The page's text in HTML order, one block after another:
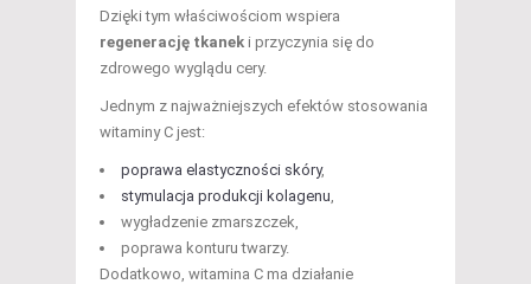
Dzięki tym właściwościom wspiera
regenerację tkanek i przyczynia się do
zdrowego wyglądu cery.
Jednym z najważniejszych efektów stosowania
witaminy C jest:
poprawa elastyczności skóry,
stymulacja produkcji kolagenu
wygładzenie zmarszczek,
poprawa konturu twarzy.
Dodatkowo, witamina C ma działanie